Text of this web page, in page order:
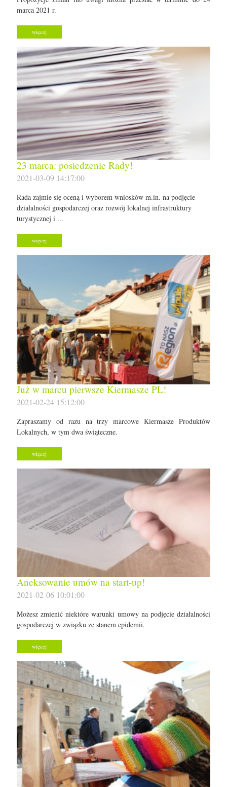
marca 2021 r.
więcej
23 marca: posiedzenie Rady!
2021-03-09 14:17:00
Rada zajmie się oceną i wyborem wniosków m.in. na podjęcie
działalności gospodarczej oraz rozwój lokalnej infrastruktury
turystycznej i ...
więcej
Już w marcu pierwsze Kiermasze PL!
2021-02-24 15:12:00
Zapraszamy od razu na trzy marcowe Kiermasze Produktów
Lokalnych, w tym dwa świąteczne.
więcej
Aneksowanie umów na start-up!
2021-02-06 10:01:00
Możesz zmienić niektóre warunki umowy na podjęcie działalności
gospodarczej w związku ze stanem epidemii.
więcej